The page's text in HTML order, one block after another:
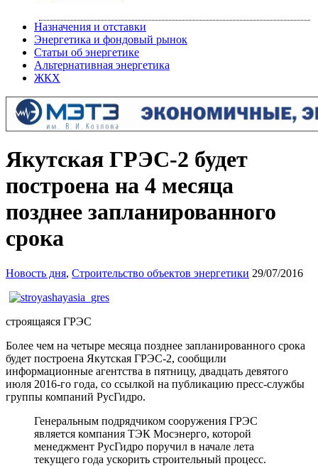
Назначения и отставки
Энергетика и фондовый рынок
Статьи об энергетике
Альтернативная энергетика
ЖКХ
Якутская ГРЭС-2 будет
построена на 4 месяца
позднее запланированного
срока
Новость дня, Строительство объектов энергетики 29/07/2016
строящаяся ГРЭС
Более чем на четыре месяца позднее запланированного срока
будет построена Якутская ГРЭС-2, сообщили
информационные агентства в пятницу, двадцать девятого
июля 2016-го года, со ссылкой на публикацию пресс-службы
группы компаний РусГидро.
Генеральным подрядчиком сооружения ГРЭС
является компания ТЭК Мосэнерго, которой
менеджмент РусГидро поручил в начале лета
текущего года ускорить строительный процесс.